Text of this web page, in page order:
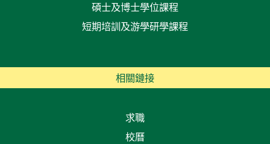
碩士及博士學位課程
短期培訓及游學研學課程
相關鏈接
求職
校曆